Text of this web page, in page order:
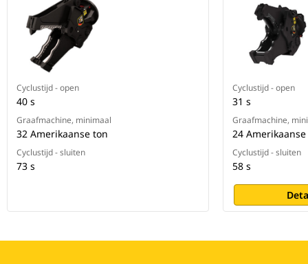
Cyclustijd - open
40 s
Graafmachine, minimaal
32 Amerikaanse ton
Cyclustijd - sluiten
73 s
Cyclustijd - open
31 s
Graafmachine,
24
Cyclustijd - sluiten
58 s